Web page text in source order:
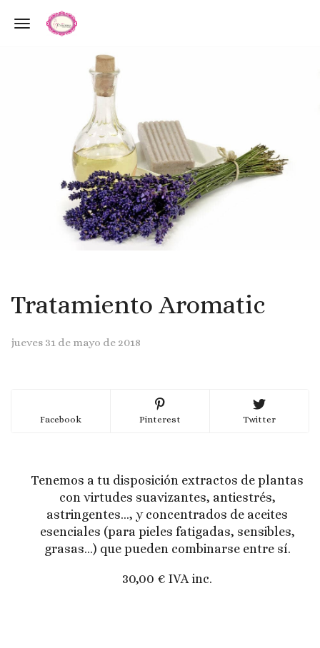
Toggle navigation
Tratamiento Aromatic
jueves 31 de mayo de 2018
Facebook Pinterest Twitter
Tenemos a tu disposición extractos de plantas
con virtudes suavizantes, antiestrés,
astringentes..., y concentrados de aceites
esenciales (para pieles fatigadas, sensibles,
grasas...) que pueden combinarse entre sí.
30,00 € IVA inc.